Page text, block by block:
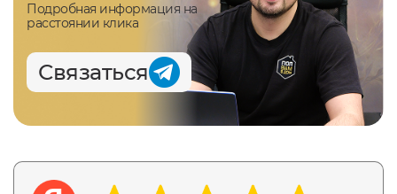
Подробная информация на
расстоянии клика
Связаться